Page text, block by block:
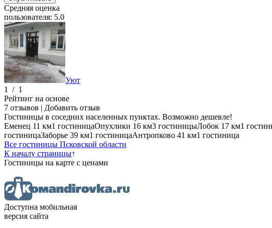
Средняя оценка
пользователя: 5.0
Уют
1
/ 1
Рейтинг на основе
7 отзывов | Добавить отзыв
Гостиницы в соседних населенных пунктах. Возможно дешевле!
Еменец 11 км1 гостиницаОпухлики 16 км3 гостиницыЛобок 17 км1
гостиницаЗаборье 39 км1 гостиницаАнтропково 41 км1 гостиница
Все гостиницы Псковской области
К началу страницы↑
Гостиницы на карте с ценами
Доступна мобильная
версия сайта